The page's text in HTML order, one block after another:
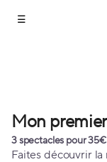
[Mon
Normandie
Rouen
Mon
premier
trio
Mon
3 spectacles pour 35€
Faites découvrir la